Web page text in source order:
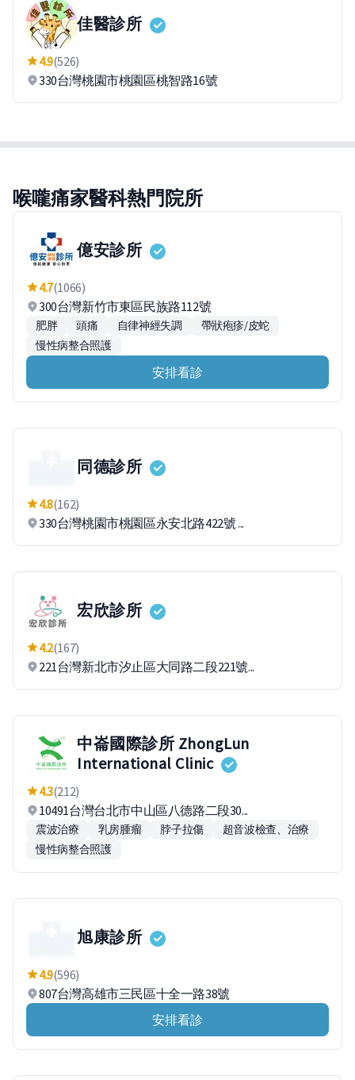
佳醫診所
4.9(526)
330台灣桃園市桃園區桃智路16號
喉嚨痛家醫科熱門院所
億安診所
4.7(1066)
300台灣新竹市東區民族路112號
肥胖 頭痛 自律神經失調
帶狀疱疹/皮蛇
慢性病整合照護
安排看診
同德診所
4.8(162)
330台灣桃園市桃園區永安北路422號 ...
宏欣診所
4.2(167)
221台灣新北市汐止區大同路二段221號...
中崙國際診所 ZhongLun
International Clinic
4.3(212)
10491台灣台北市中山區八德路二段30...
震波治療 乳房腫瘤 脖子拉傷
超音波檢查、治療
慢性病整合照護
旭康診所
4.9(596)
807台灣高雄市三民區十全一路38號
安排看診